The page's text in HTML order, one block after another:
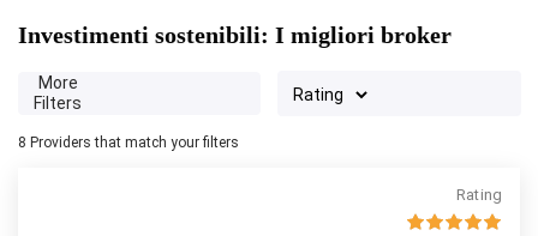
Investimenti sostenibili: I migliori broker
More
Filters
8 Providers that match your filters
Rating